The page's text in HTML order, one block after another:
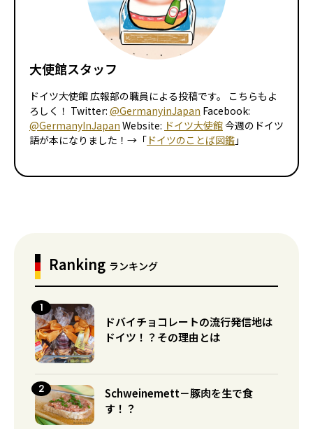
大使館スタッフ
ドイツ大使館 広報部の職員による投稿です。 こちらもよ
ろしく！ Twitter: @GermanyinJapan Facebook:
@GermanyInJapan Website: ドイツ大使館今週のドイツ
語が本になりました！→「 ドイツのことば図鑑 」
Ranking ランキング
ドバイチョコレートの流行発信地は
ドイツ！？その理由とは
Schweinemett－豚肉を生で食
す！？